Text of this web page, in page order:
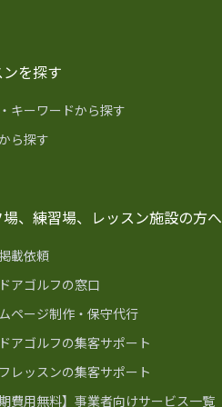
を探す
キーワードから探す
ら探す
、練習場、レッスン施設の方へ
載依頼
アゴルフの窓口
ページ制作・保守代行
アゴルフの集客サポート
レッスンの集客サポート
費用無料】事業者向けサービス一覧